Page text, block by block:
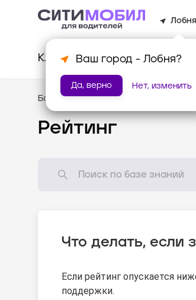
Лобня
Ваш город - Лобня?
Да, верно Нет, изменить
Клиентам Водителям
База знаний /Стандарты оказания
Рейтинг
Что делать, если
Если рейтинг опускается
поддержки.